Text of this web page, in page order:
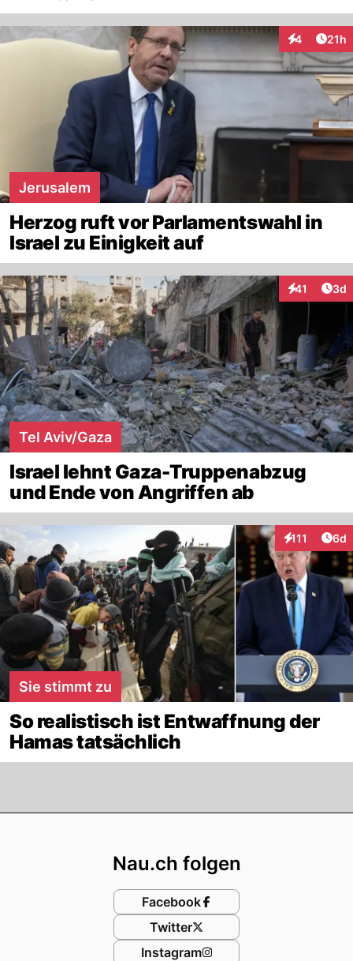
4
Interaktionen
21h
Jerusalem
Herzog ruft vor Parlamentswahl in
Israel zu Einigkeit auf
41
Interaktionen
3d
Tel Aviv/Gaza
Israel lehnt Gaza-Truppenabzug
und Ende von Angriffen ab
111
Interaktionen
6d
Sie stimmt zu
So realistisch ist Entwaffnung der
Hamas tatsächlich
Nau.ch folgen
Facebook
Twitter
Instagram